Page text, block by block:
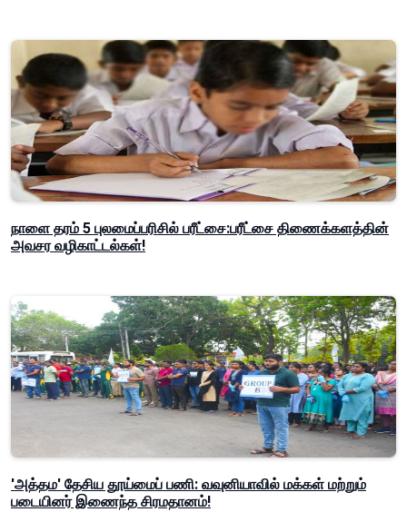
நாளை தரம் 5 புலமைப்பரிசில் பரீட்சை:பரீட்சை திணைக்களத்தின்
அவசர வழிகாட்டல்கள்!
'அத்தம' தேசிய தூய்மைப் பணி: வவுனியாவில் மக்கள் மற்றும்
படையினர் இணைந்த சிரமதானம்!